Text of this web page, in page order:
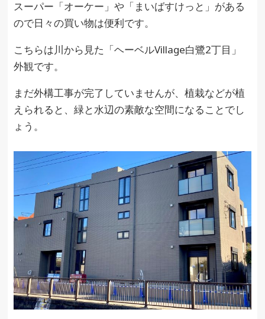
スーパー「オーケー」や「まいばすけっと」がある
ので日々の買い物は便利です。
こちらは川から見た「ヘーベルVillage白鷺2丁目」
外観です。
まだ外構工事が完了していませんが、植栽などが植
えられると、緑と水辺の素敵な空間になることでし
ょう。